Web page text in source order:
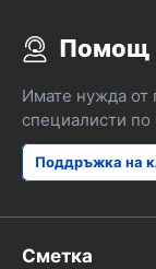
Помощ
Имате нужда
специалисти по
Поддръжка на
Сметка